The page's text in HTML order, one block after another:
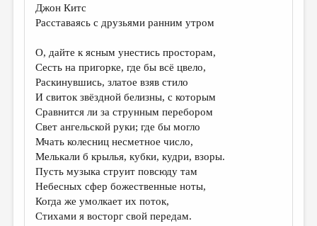
ПРАВИЛА САЙТА
ОТДЕЛЫ И РУБРИКИ
ИЗБРАННОЕ
ДАЙДЖЕСТ
ПРОИЗВЕДЕНИЯ
ПЕРЕВОДЫ
КОНКУРСЫ
ДЕТСКАЯ КОМНАТА
КНИЖНАЯ ПОЛКА
Джон Китс
Расставаясь с друзьями ранним утром
О, дайте к ясным унестись просторам,
Сесть на пригорке, где бы всё цвело,
Раскинувшись, златое взяв стило
И свиток звёздной белизны, с которым
Сравнится ли за струнным перебором
Свет ангельской руки; где бы могло
Мчать колесниц несметное число,
Мелькали б крылья, кубки, кудри, взоры.
Пусть музыка струит повсюду там
Небесных сфер божественные ноты,
Когда же умолкает их поток,
Стихами я восторг свой передам.